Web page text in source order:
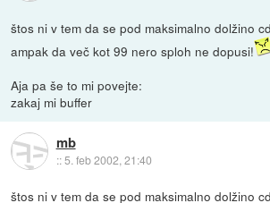
štos ni v tem da se pod maksimalno dolžino
ampak da več kot 99 nero sploh ne dopusi!
Aja pa še to mi povejte:
zakaj mi buffer
mb
::5. feb 2002, 21:40
štos ni v tem da se pod maksimalno dolžino